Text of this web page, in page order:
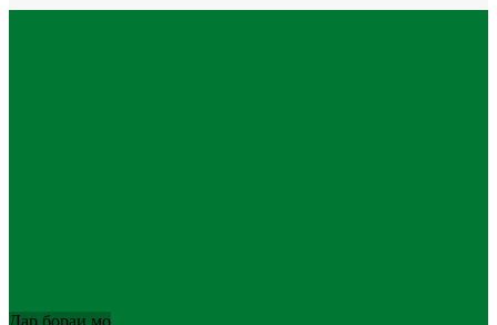
Дар бораи мо